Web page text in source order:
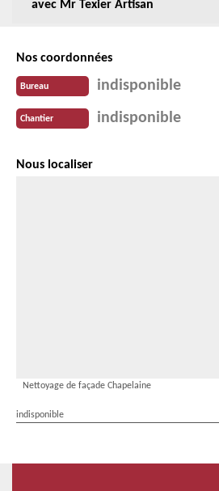
avec Mr Texier Artisan
Nos coordonnées
Bureau indisponible
Chantier indisponible
Nous localiser
Nettoyage de façade Chapelaine
indisponible